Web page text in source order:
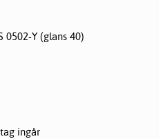
0502-Y (glans 40)
ingår